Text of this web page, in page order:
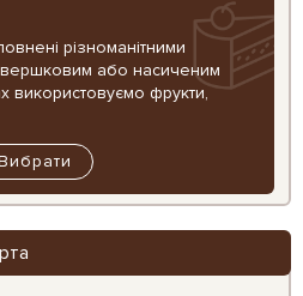
різноманітними
або насиченим
використовуємо фрукти,